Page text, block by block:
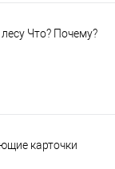
Что? Почему?
карточки